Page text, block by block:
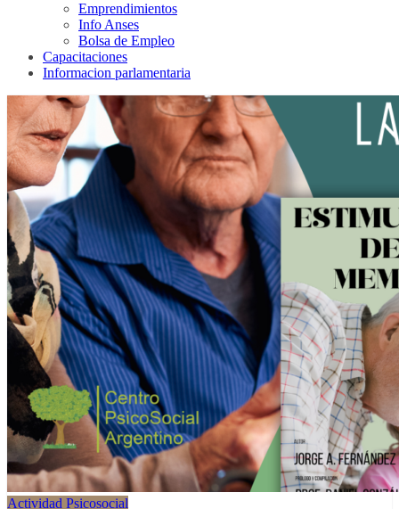
Emprendimientos
Info Anses
Bolsa de Empleo
Capacitaciones
Informacion parlamentaria
Actividad Psicosocial